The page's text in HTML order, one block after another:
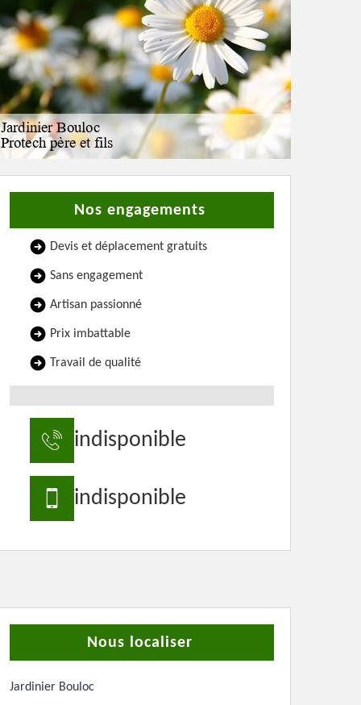
Nos engagements
Devis et déplacement gratuits
Sans engagement
Artisan passionné
Prix imbattable
Travail de qualité
indisponible
indisponible
Nous localiser
Jardinier Bouloc